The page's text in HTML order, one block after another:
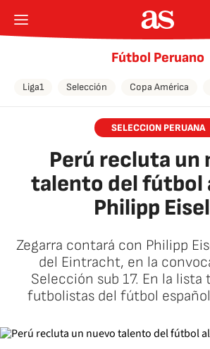
Fútbol Peruano
Liga1 Selección Copa América
SELECCION PERUANA
Perú recluta un
talento del fútbol
Philipp
Zegarra contará con Philipp
del Eintracht, en la
Selección sub 17. En la
futbolistas del fútbol